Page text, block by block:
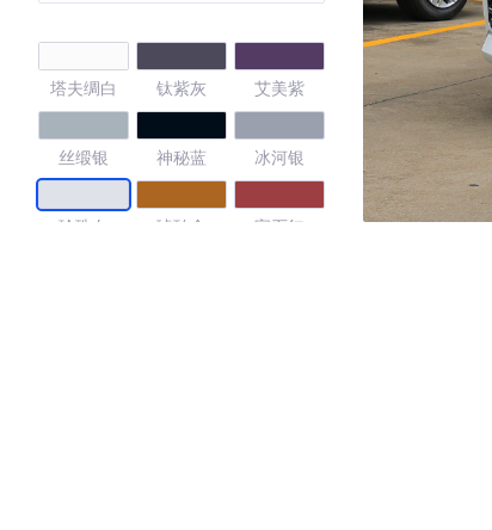
塔夫绸白 钛紫灰 艾美紫
丝缎银 神秘蓝 冰河银
珍珠白 琥珀金 宝石红